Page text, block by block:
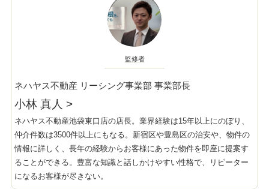
監修者
ネハヤス不動産 リーシング事業部 事業部長
小林 真人 >
ネハヤス不動産池袋東口店の店長。業界経験は15年以上にのぼり、
仲介件数は3500件以上にもなる。新宿区や豊島区の治安や、物件の
情報に詳しく、長年の経験からお客様にあった物件を即座に提案す
ることができる。豊富な知識と話しかけやすい性格で、リピーター
になるお客様が尽きない。